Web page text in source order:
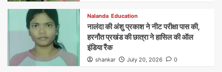
Nalanda Education
नालंदा की अंशु प्रकाश ने नीट परीक्षा पास की,
हरनौत प्रखंड की छात्रा ने हासिल की ऑल
इंडिया रैंक
shankar July 20, 2026 0